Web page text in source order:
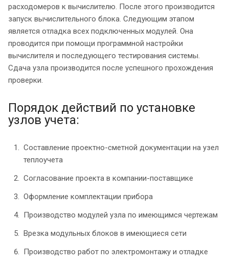
расходомеров к вычислителю. После этого производится
запуск вычислительного блока. Следующим этапом
является отладка всех подключенных модулей. Она
проводится при помощи программной настройки
вычислителя и последующего тестирования системы.
Сдача узла производится после успешного прохождения
проверки.
Порядок действий по установке
узлов учета:
Составление проектно-сметной документации на узел
теплоучета
Согласование проекта в компании-поставщике
Оформление комплектации прибора
Производство модулей узла по имеющимся чертежам
Врезка модульных блоков в имеющиеся сети
Производство работ по электромонтажу и отладке